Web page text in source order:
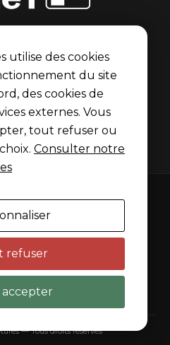
du réseau Point Fort
et serrures Fichet.
Fichet
— Tous droits réservés
légales
de cookies
les cookies
Iziweb Consulting
utilise des cookies
du site
des cookies de
externes. Vous
tout refuser ou
Consulter notre
refuser